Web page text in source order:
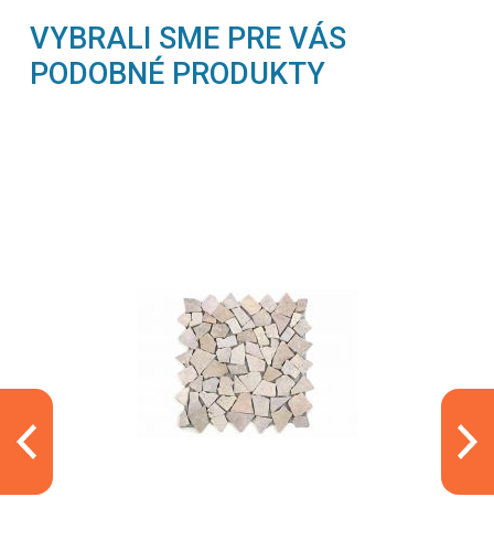
VYBRALI SME PRE VÁS
PODOBNÉ PRODUKTY